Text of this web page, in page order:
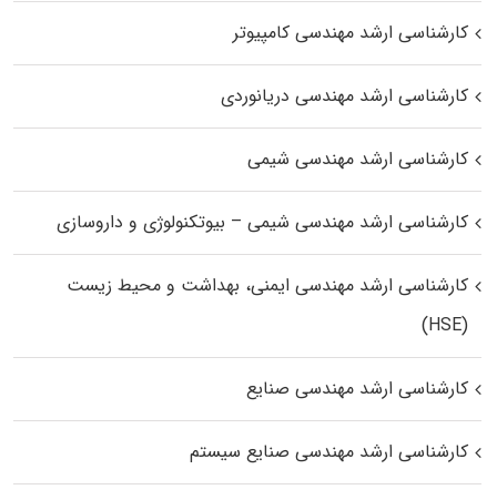
کارشناسی ارشد مهندسی کامپیوتر
کارشناسی ارشد مهندسی دریانوردی
کارشناسی ارشد مهندسی شیمی
کارشناسی ارشد مهندسی شیمی – بیوتکنولوژی و داروسازی
کارشناسی ارشد مهندسی ایمنی، بهداشت و محیط زیست
(HSE)
کارشناسی ارشد مهندسی صنایع
کارشناسی ارشد مهندسی صنایع سیستم